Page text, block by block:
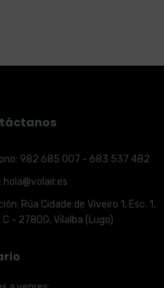
982 685 007 - 683 537 482
hola@volair.es
Rúa Cidade de Viveiro 1, Esc. 1,
C - 27800, Vilalba (Lugo)